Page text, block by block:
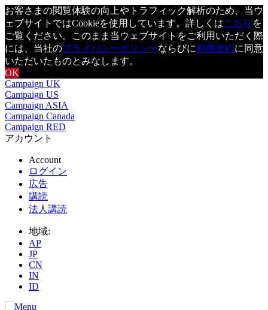
お客さまの閲覧体験の向上やトラフィック解析のため、当ウ
ェブサイトではCookieを使用しています。詳しくはこちら を
ご覧ください。このまま当ウェブサイトをご利用いただく際
には、当社のプライバシーポリシーならびに利用規約に同意
いただいたものとみなします。
OK
Campaign UK
Campaign US
Campaign ASIA
Campaign Canada
Campaign RED
アカウント
Account
ログイン
広告
講読
法人講読
地域:
AP
JP
CN
IN
ID